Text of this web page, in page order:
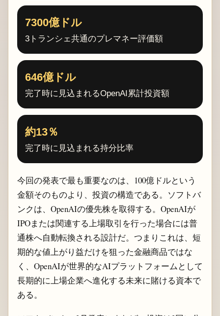
7300億ドル
3トランシェ共通のプレマネー評価額
646億ドル
完了時に見込まれるOpenAI累計投資額
約13％
完了時に見込まれる持分比率
今回の発表で最も重要なのは、100億ドルという
金額そのものより、投資の構造である。ソフトバ
ンクは、OpenAIの優先株を取得する。OpenAIが
IPOまたは関連する上場取引を行った場合には普
通株へ自動転換される設計だ。つまりこれは、短
期的な値上がり益だけを狙った金融商品ではな
く、OpenAIが世界的なAIプラットフォームとして
長期的に上場企業へ進化する未来に賭ける資本で
ある。